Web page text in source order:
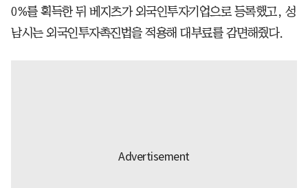
0%를 획득한 뒤 베지츠가 외국인투자기업으로 등록했고, 성
남시는 외국인투자촉진법을 적용해 대부료를 감면해줬다.